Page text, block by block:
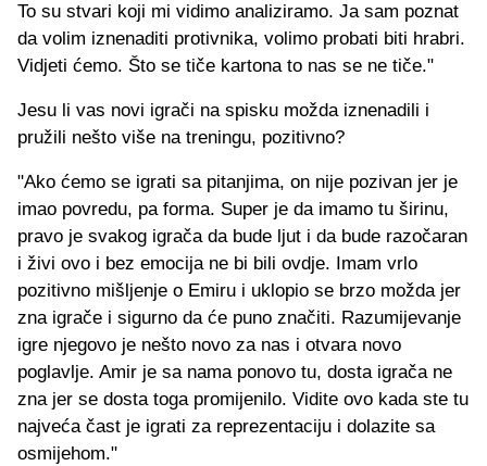
To su stvari koji mi vidimo analiziramo. Ja sam poznat
da volim iznenaditi protivnika, volimo probati biti hrabri.
Vidjeti ćemo. Što se tiče kartona to nas se ne tiče."
Jesu li vas novi igrači na spisku možda iznenadili i
pružili nešto više na treningu, pozitivno?
"Ako ćemo se igrati sa pitanjima, on nije pozivan jer je
imao povredu, pa forma. Super je da imamo tu širinu,
pravo je svakog igrača da bude ljut i da bude razočaran
i živi ovo i bez emocija ne bi bili ovdje. Imam vrlo
pozitivno mišljenje o Emiru i uklopio se brzo možda jer
zna igrače i sigurno da će puno značiti. Razumijevanje
igre njegovo je nešto novo za nas i otvara novo
poglavlje. Amir je sa nama ponovo tu, dosta igrača ne
zna jer se dosta toga promijenilo. Vidite ovo kada ste tu
najveća čast je igrati za reprezentaciju i dolazite sa
osmijehom."